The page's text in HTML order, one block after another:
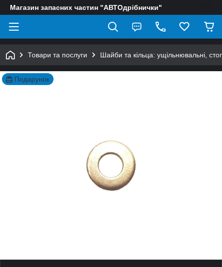
Магазин запасних частин "АВТОдрібнички"
Товари та послуги Шайби та кільца: ущільнювальні,
Подарунок